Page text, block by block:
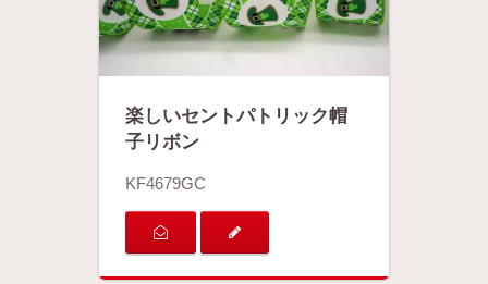
楽しいセントパトリック帽
子リボン
KF4679GC